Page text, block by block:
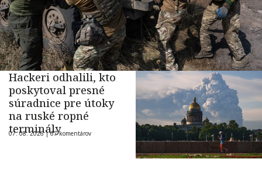
Hackeri odhalili, kto
poskytoval presné
súradnice pre útoky
na ruské ropné
terminály
07. 08. 2026 |67 komentárov